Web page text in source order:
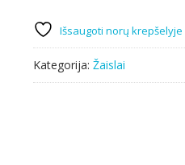
Išsaugoti norų krepšelyje
Kategorija: Žaislai